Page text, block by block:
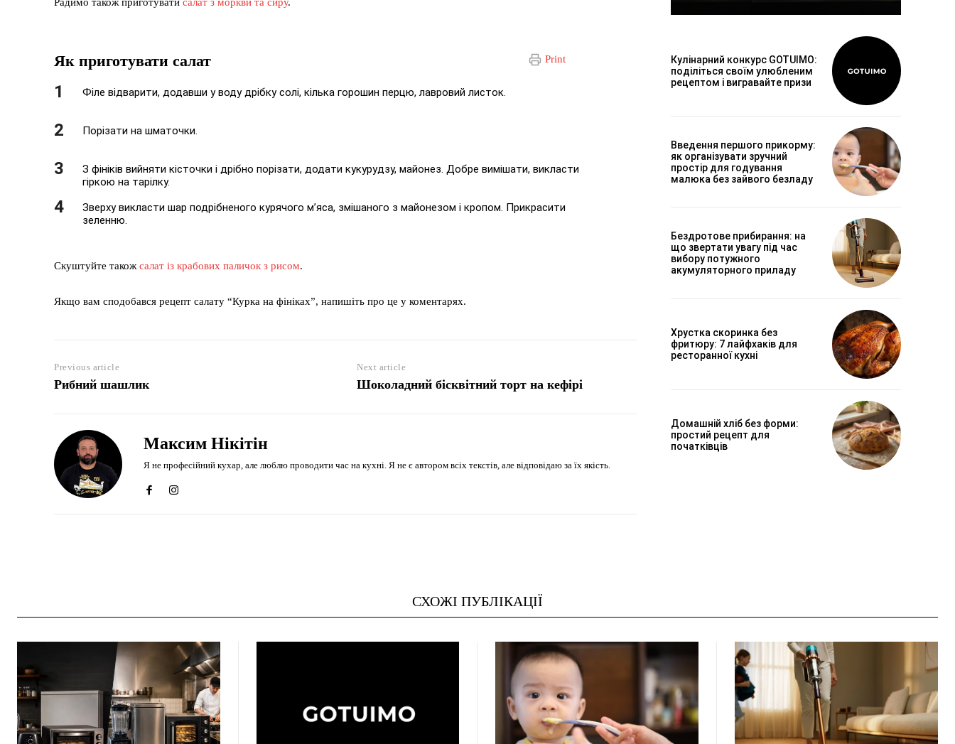
Print
Як приготувати салат
Філе відварити, додавши у воду дрібку солі, кілька горошин перцю, лавровий листок.
Порізати на шматочки.
З фініків вийняти кісточки і дрібно порізати, додати кукурудзу, майонез. Добре вимішати, викласти
гіркою на тарілку.
Зверху викласти шар подрібненого курячого м’яса, змішаного з майонезом і кропом. Прикрасити
зеленню.
Скуштуйте також салат із крабових паличок з рисом.
Якщо вам сподобався рецепт салату “Курка на фініках”, напишіть про це у коментарях.
Previous article
Рибний шашлик
Next article
Шоколадний бісквітний торт на кефірі
Максим Нікітін
Я не професійний кухар, але люблю проводити час на кухні. Я не є автором всіх текстів, але відповідаю за їх якість.
Кулінарний конкурс GOTUIMO:
поділіться своїм улюбленим
рецептом і вигравайте призи
Введення першого прикорму:
як організувати зручний
простір для годування
малюка без зайвого безладу
Бездротове прибирання: на
що звертати увагу під час
вибору потужного
акумуляторного приладу
Хрустка скоринка без
фритюру: 7 лайфхаків для
ресторанної кухні
Домашній хліб без форми:
простий рецепт для
початківців
СХОЖІ ПУБЛІКАЦІЇ